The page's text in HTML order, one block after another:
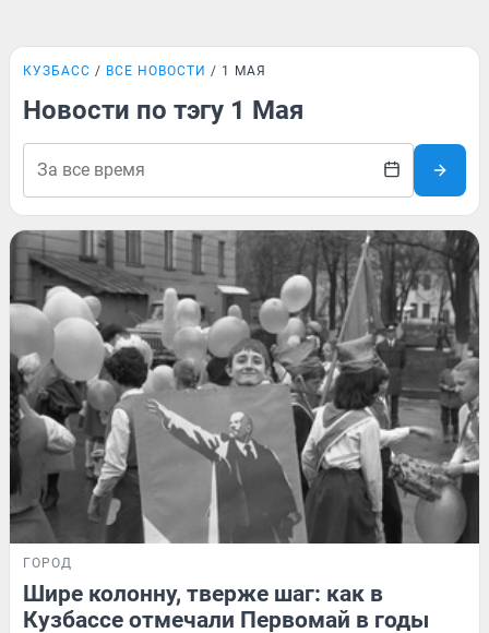
КУЗБАСС ВСЕ НОВОСТИ 1 МАЯ
Новости по тэгу 1 Мая
ГОРОД
Шире колонну, тверже шаг: как в
Кузбассе отмечали Первомай в годы